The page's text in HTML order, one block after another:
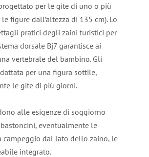
per le gite di uno o più
figure dall’altezza di 135 cm). Lo
pratici degli zaini turistici per
dorsale Bj7 garantisce ai
vertebrale del bambino. Gli
per una figura sottile,
le gite di più giorni.
alle esigenze di soggiorno
eventualmente le
campeggio dal lato dello zaino, le
integrato.